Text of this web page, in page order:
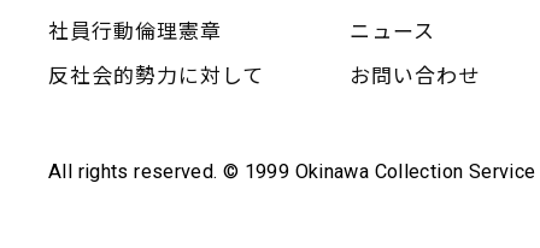
社員行動倫理憲章
反社会的勢力に対して
ニュース
お問い合わせ
All rights reserved. © 1999 Okinawa Collection Service